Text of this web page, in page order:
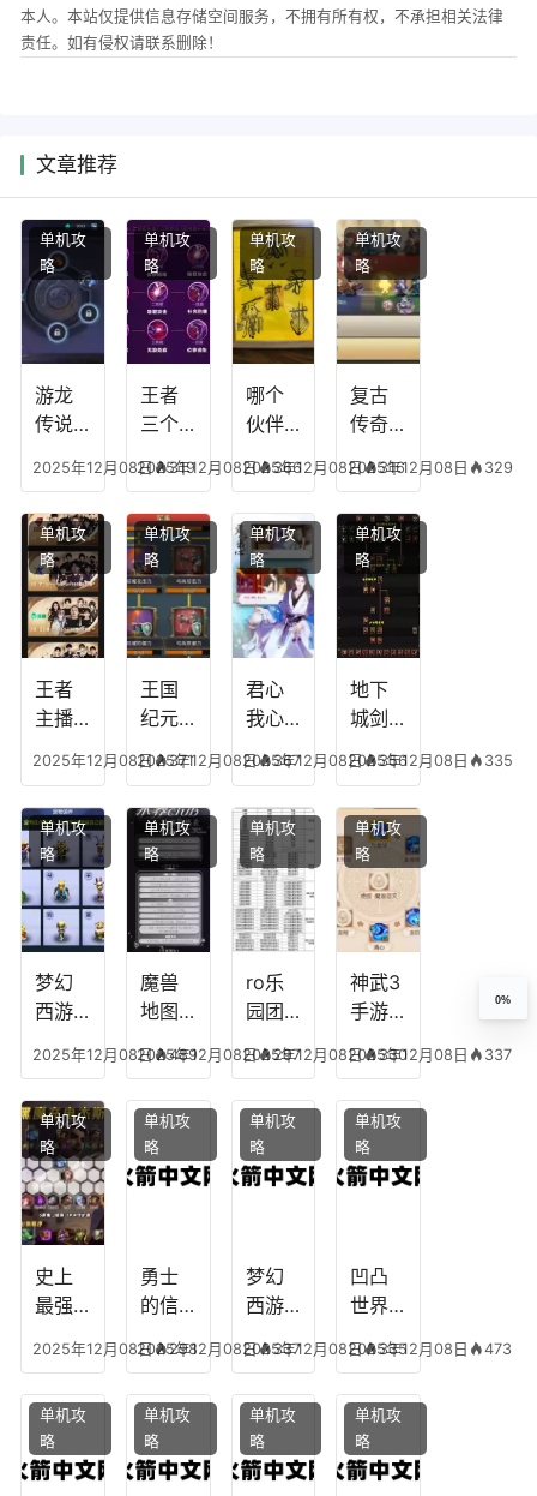
本人。本站仅提供信息存储空间服务，不拥有所有权，不承担相关法律
责任。如有侵权请联系删除！
文章推荐
游龙
传说
技
能，
游龙
传说
多少
级能
挖矿
2025年12月08日 319
单机攻
略
王者
三个
加
点，
王者
技能
可以
放三
个是
什么
模式
2025年12月08日 366
单机攻
略
哪个
伙伴
心符
技
能，
失心
符命
中后
附加
五雷
2025年12月08日 316
单机攻
略
复古
传奇
平民
搭配
阵
容，
复古
传奇
英雄
版哪
个组
合平
2025年12月08日 329
单机攻
略
王者
主播
搭
配，
王者
最强
的主
播
2025年12月08日 371
单机攻
略
王国
纪元
搭
配，
王国
纪元
最强
2025年12月08日 367
单机攻
略
君心
我心
宫攻
略，
君心
我心
剧情
文本
2025年12月08日 356
单机攻
略
地下
城剑
能加
点
图，
地下
城剑
神用
什么
装备
2025年12月08日 335
单机攻
略
梦幻
西游
凡，
梦幻
十二
生肖
2025年12月08日 489
单机攻
略
魔兽
地图
任务
攻
略，
魔兽
世界
2025年12月08日 297
单机攻
略
ro乐
园团
附
魔，
乐园
团装
备任
2025年12月08日 330
单机攻
略
神武3
手游
辅助
技能
加
点，
神武
龙宫
怎么
2025年12月08日 337
单机攻
略
史上
最强
容搭
配，
最强
法师
2025年12月08日 298
单机攻
略
勇士
的信
物技
能，
勇士
的信
仰宠
2025年12月08日 337
单机攻
略
梦幻
西游
炼丹
炉攻
略，
梦幻
西游
2025年12月08日 335
单机攻
略
凹凸
世界
全部
阵容
搭
配，
凹凸
2025年12月08日 473
单机攻
略
单机攻
略
单机攻
略
单机攻
略
单机攻
略
0%